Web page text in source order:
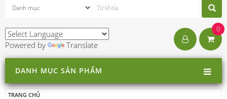
Powered by Translate
0
DANH MỤC SẢN PHẨM
TRANG CHỦ